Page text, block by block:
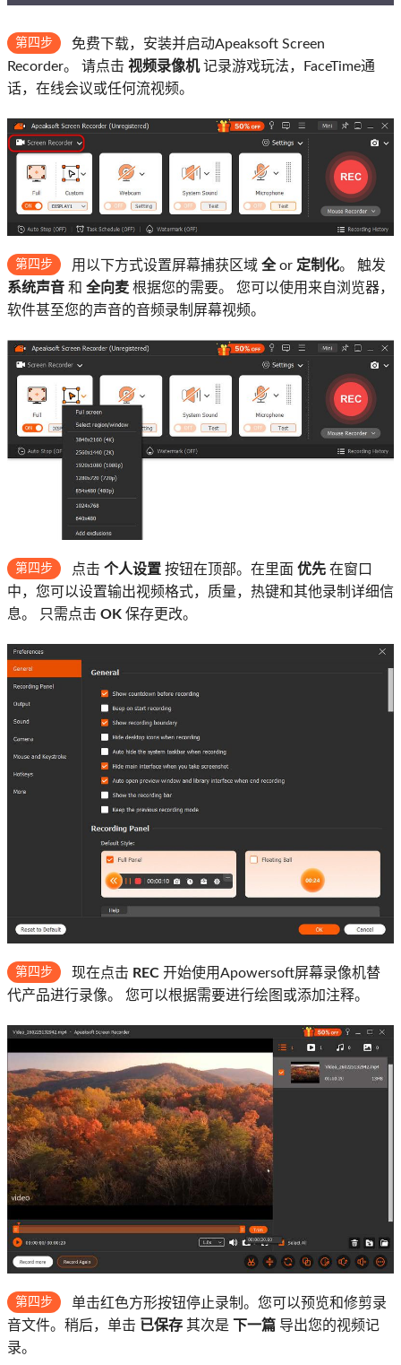
第四步
免费下载，安装并启动Apeaksoft Screen
Recorder。 请点击 视频录像机记录游戏玩法，FaceTime通
话，在线会议或任何流视频。
第四步 用以下方式设置屏幕捕获区域 全or 定制化。 触发
系统声音 和 全向麦 根据您的需要。 您可以使用来自浏览器，
软件甚至您的声音的音频录制屏幕视频。
第四步 点击 个人设置 按钮在顶部。在里面 优先 在窗口
中，您可以设置输出视频格式，质量，热键和其他录制详细信
息。 只需点击 OK 保存更改。
第四步 现在点击 REC 开始使用Apowersoft屏幕录像机替
代产品进行录像。 您可以根据需要进行绘图或添加注释。
第四步
单击红色方形按钮停止录制。您可以预览和修剪录
音文件。稍后，单击 已保存 其次是 下一篇 导出您的视频记
录。